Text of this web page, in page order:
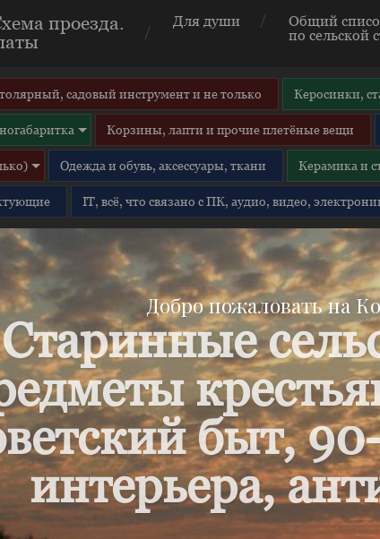
проезда.
Для души
Общий
по сельской
садовый инструмент и не только Керосинки,
Корзины, лапти и прочие плетёные вещи
Одежда и обувь, аксессуары, ткани Керамика и
IT, всё, что связано с ПК, аудио, видео,
Добро пожаловать на
Старинные
быт,
интерьера,